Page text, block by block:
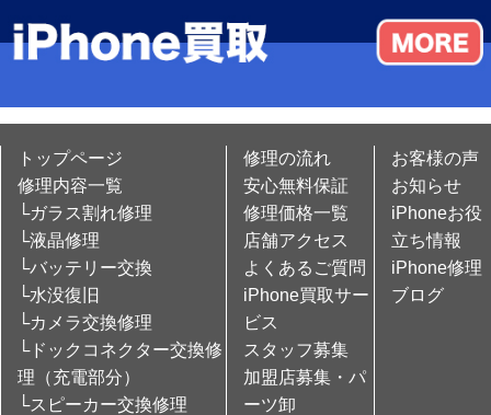
トップページ
修理内容一覧
└ガラス割れ修理
└液晶修理
└バッテリー交換
└水没復旧
└カメラ交換修理
└ドックコネクター交換修
理（充電部分）
└スピーカー交換修理
修理の流れ
安心無料保証
修理価格一覧
店舗アクセス
よくあるご質問
iPhone買取サー
ビス
スタッフ募集
加盟店募集・パ
ーツ卸
お客様の声
お知らせ
iPhoneお役
立ち情報
iPhone修理
ブログ